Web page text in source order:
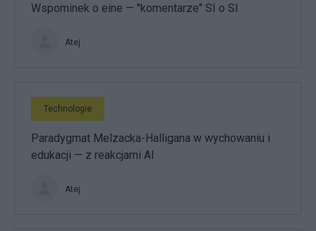
Wspominek o eine — "komentarze" SI o SI
Atej
Technologie
Paradygmat Melzacka-Halligana w wychowaniu i
edukacji — z reakcjami AI
Atej